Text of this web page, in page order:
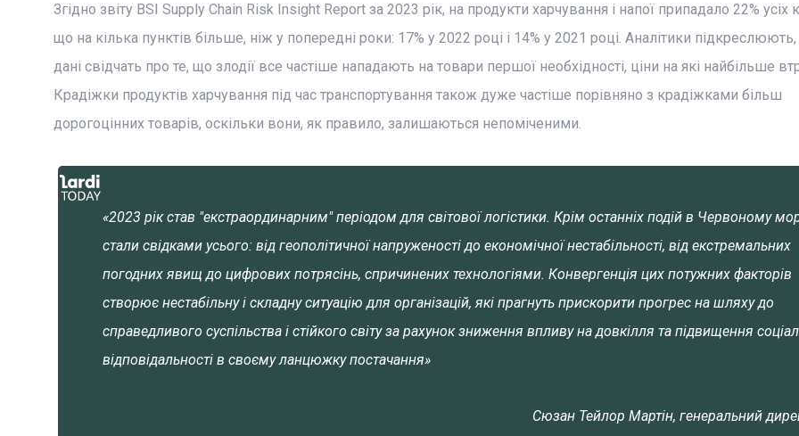
Згідно звіту BSI Supply Chain Risk Insight Report за 2023 рік, на продукти харчування і напої припадало 22% усіх
що на кілька пунктів більше, ніж у попередні роки: 17% у 2022 році і 14% у 2021 році. Аналітики
дані свідчать про те, що злодії все частіше нападають на товари першої необхідності, ціни на які найбільше
Крадіжки продуктів харчування під час транспортування також дуже частіше порівняно з крадіжками більш
дорогоцінних товарів, оскільки вони, як правило, залишаються непоміченими.
«2023 рік став "екстраординарним" періодом для світової логістики. Крім останніх подій в Червоному
стали свідками усього: від геополітичної напруженості до економічної нестабільності, від екстремальних
погодних явищ до цифрових потрясінь, спричинених технологіями. Конвергенція цих потужних факторів
створює нестабільну і складну ситуацію для організацій, які прагнуть прискорити прогрес на шляху до
справедливого суспільства і стійкого світу за рахунок зниження впливу на довкілля та підвищення
відповідальності в своєму ланцюжку постачання»
Сюзан Тейлор Мартін, генеральний